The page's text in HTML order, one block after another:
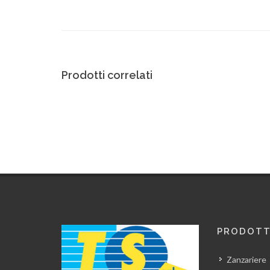
Prodotti correlati
Zanzariere